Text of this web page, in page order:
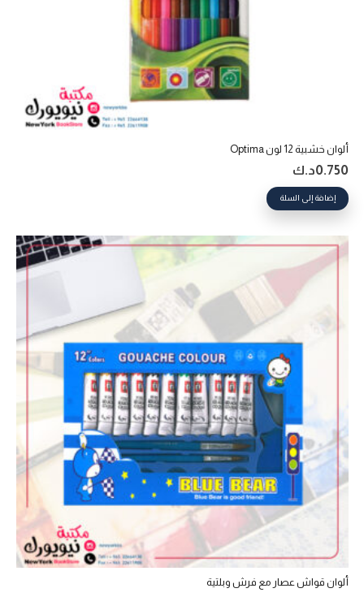
ألوان خشبية 12 لون Optima
0.750د.ك
إضافة إلى السلة
ألوان قواش عصار مع فرش وبلتية